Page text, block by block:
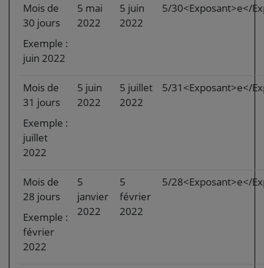
Mois de
30 jours
Exemple :
juin 2022
5 mai
2022
5 juin
2022
5/30<Exposant>e</
Mois de
31 jours
Exemple :
juillet
2022
5 juin
2022
5 juillet
2022
5/31<Exposant>e</
Mois de
28 jours
Exemple :
février
2022
5
janvier
2022
5
février
2022
5/28<Exposant>e</